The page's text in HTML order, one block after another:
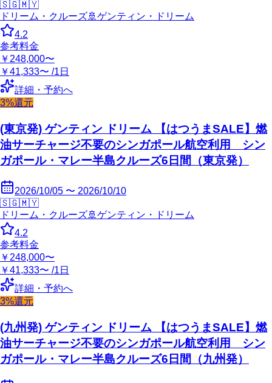
🇸🇬🇲🇾
ドリーム・クルーズ🚢 ゲンティン・ドリーム
4.2
参考料金
￥248,000〜
￥41,333〜 /1日
詳細・予約へ
3%還元
(東京発) ゲンティン ドリーム 【はつうまSALE】燃
油サーチャージ不要のシンガポール航空利用 シン
ガポール・マレー半島クルーズ6日間（東京発）
2026/10/05 〜 2026/10/10
🇸🇬🇲🇾
ドリーム・クルーズ🚢 ゲンティン・ドリーム
4.2
参考料金
￥248,000〜
￥41,333〜 /1日
詳細・予約へ
3%還元
(九州発) ゲンティン ドリーム 【はつうまSALE】燃
油サーチャージ不要のシンガポール航空利用 シン
ガポール・マレー半島クルーズ6日間（九州発）